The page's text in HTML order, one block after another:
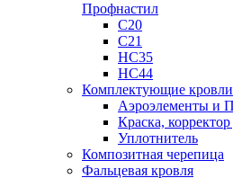
Профнастил
C20
C21
НС35
НС44
Комплектующие кровли
Аэроэлементы и
Краска,
Уплотнитель
Композитная черепица
Фальцевая кровля